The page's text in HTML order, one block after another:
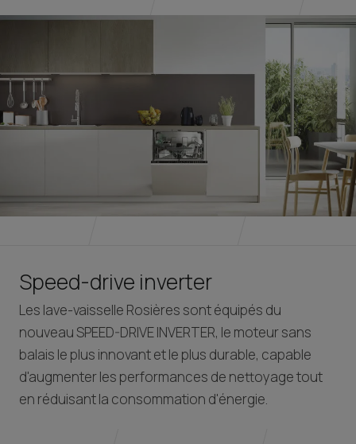
Speed-drive inverter
Les lave-vaisselle Rosières sont équipés du
nouveau SPEED-DRIVE INVERTER, le moteur sans
balais le plus innovant et le plus durable, capable
d'augmenter les performances de nettoyage tout
en réduisant la consommation d'énergie.